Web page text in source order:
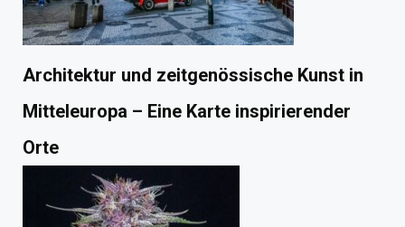
Architektur und zeitgenössische Kunst in
Mitteleuropa – Eine Karte inspirierender
Orte